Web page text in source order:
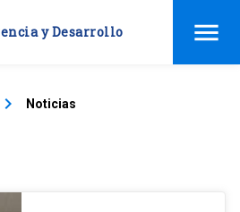
y Desarrollo menu
keyboard_arrow_right Noticias